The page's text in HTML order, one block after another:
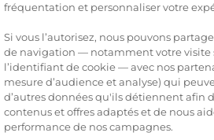
fréquentation et personnaliser votre
Si vous l’autorisez, nous pouvons
de navigation — notamment votre visite
l’identifiant de cookie — avec nos
mesure d’audience et analyse) qui
d’autres données qu'ils détiennent afin
contenus et offres adaptés et de nous
performance de nos campagnes.
Axeptio
sur le réseau l’équivalent
Garanties d’Origine
, des
tarifs d’électricité :